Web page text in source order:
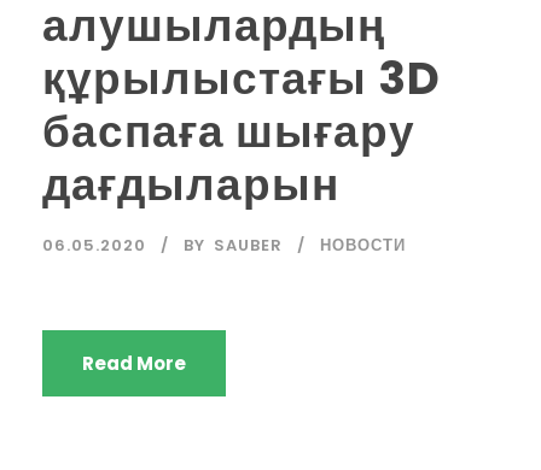
алушылардың
құрылыстағы 3D
баспаға шығару
дағдыларын
06.05.2020 BY SAUBER НОВОСТИ
Read More